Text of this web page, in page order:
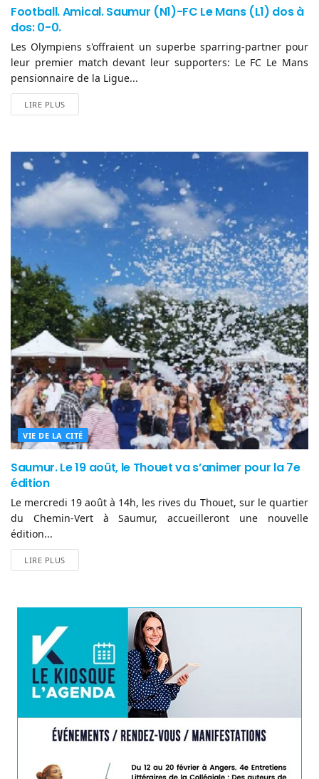
Football. Amical. Saumur (N1)-FC Le Mans (L1) dos à
dos: 0-0.
Les Olympiens s'offraient un superbe sparring-partner pour
leur premier match devant leur supporters: Le FC Le Mans
pensionnaire de la Ligue...
LIRE PLUS
VIE DE LA CITÉ
Saumur. Le 19 août, le Thouet va s’animer pour la 7e
édition
Le mercredi 19 août à 14h, les rives du Thouet, sur le quartier
du Chemin-Vert à Saumur, accueilleront une nouvelle
édition...
LIRE PLUS